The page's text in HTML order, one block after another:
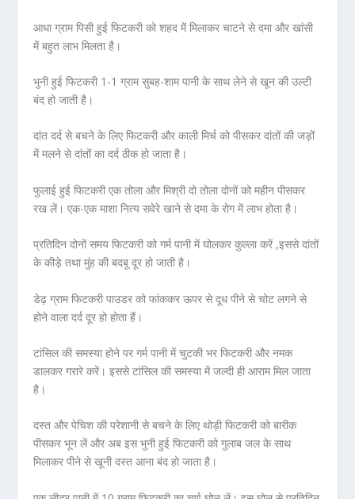
आधा ग्राम पिसी हुई फिटकरी को शहद में मिलाकर चाटने से दमा और खांसी
में बहुत लाभ मिलता है।
भुनी हुई फिटकरी 1-1 ग्राम सुबह-शाम पानी के साथ लेने से खून की उल्टी
बंद हो जाती है।
दांत दर्द से बचने के लिए फिटकरी और काली मिर्च को पीसकर दांतों की जड़ों
में मलने से दांतों का दर्द ठीक हो जाता है।
फुलाई हुई फिटकरी एक तोला और मिश्री दो तोला दोनों को महीन पीसकर
रख लें। एक-एक माशा नित्य सवेरे खाने से दमा के रोग में लाभ होता है।
प्रतिदिन दोनों समय फिटकरी को गर्म पानी में घोलकर कुल्ला करें ,इससे दांतों
के कीड़े तथा मुंह की बदबू दूर हो जाती है।
डेढ़ ग्राम फिटकरी पाउडर को फांककर ऊपर से दूध पीने से चोट लगने से
होने वाला दर्द दूर हो होता हैं।
टांसिल की समस्या होने पर गर्म पानी में चुटकी भर फिटकरी और नमक
डालकर गरारे करें। इससे टांसिल की समस्या में जल्दी ही आराम मिल जाता
है।
दस्त और पेचिश की परेशानी से बचने के लिए थोड़ी फिटकरी को बारीक
पीसकर भून लें और अब इस भुनी हुई फिटकरी को गुलाब जल के साथ
मिलाकर पीने से खूनी दस्त आना बंद हो जाता है।